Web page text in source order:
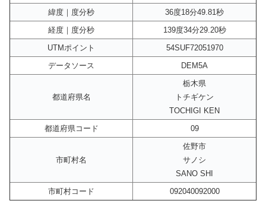
緯度｜度分秒
36度18分49.81秒
経度｜度分秒
139度34分29.20秒
UTMポイント
54SUF72051970
データソース
DEM5A
都道府県名
栃木県
トチギケン
TOCHIGI KEN
都道府県コード
09
市町村名
佐野市
サノシ
SANO SHI
市町村コード
092040092000